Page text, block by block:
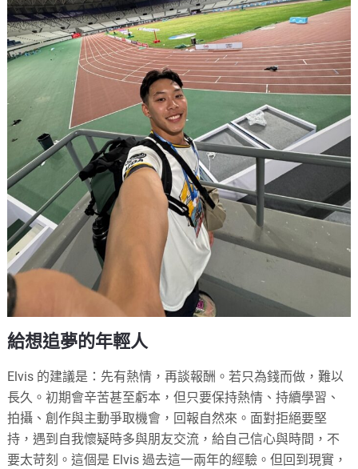
給想追夢的年輕人
Elvis 的建議是：先有熱情，再談報酬。若只為錢而做，難以
長久。初期會辛苦甚至虧本，但只要保持熱情、持續學習、
拍攝、創作與主動爭取機會，回報自然來。面對拒絕要堅
持，遇到自我懷疑時多與朋友交流，給自己信心與時間，不
要太苛刻。這個是 Elvis 過去這一兩年的經驗。但回到現實，